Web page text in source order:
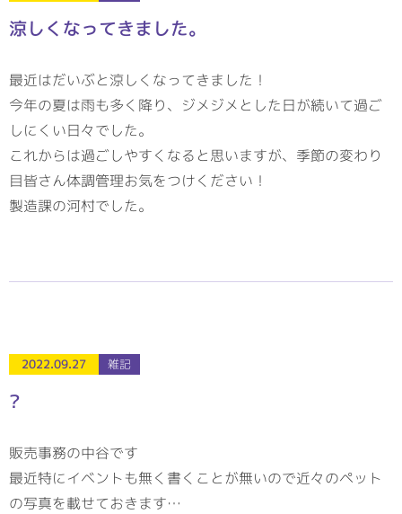
涼しくなってきました。
最近はだいぶと涼しくなってきました！
今年の夏は雨も多く降り、ジメジメとした日が続いて過ご
しにくい日々でした。
これからは過ごしやすくなると思いますが、季節の変わり
目皆さん体調管理お気をつけください！
製造課の河村でした。
2022.09.27 雑記
?
販売事務の中谷です
最近特にイベントも無く書くことが無いので近々のペット
の写真を載せておきます…